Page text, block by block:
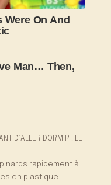
D’ALLER DORMIR : LE
rapidement à
en plastique